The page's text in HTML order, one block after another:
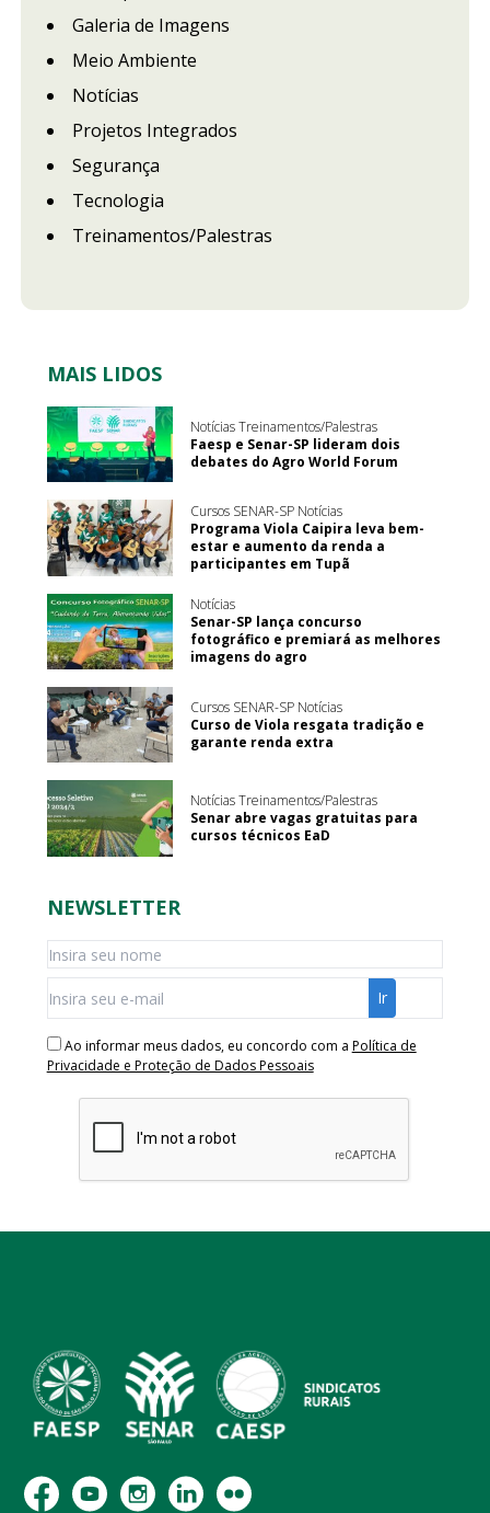
Galeria de Imagens
Meio Ambiente
Notícias
Projetos Integrados
Segurança
Tecnologia
Treinamentos/Palestras
MAIS LIDOS
Notícias Treinamentos/Palestras
Faesp e Senar-SP lideram dois
debates do Agro World Forum
Cursos SENAR-SP Notícias
Programa Viola Caipira leva bem-
estar e aumento da renda a
participantes em Tupã
Notícias
Senar-SP lança concurso
fotográfico e premiará as melhores
imagens do agro
Cursos SENAR-SP Notícias
Curso de Viola resgata tradição e
garante renda extra
Notícias Treinamentos/Palestras
Senar abre vagas gratuitas para
cursos técnicos EaD
NEWSLETTER
Ao informar meus dados, eu concordo com a Política de
Privacidade e Proteção de Dados Pessoais